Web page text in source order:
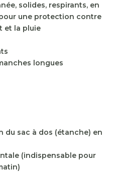
solides, respirants, en
une protection contre
et la pluie
longues
du sac à dos (étanche) en
(indispensable pour